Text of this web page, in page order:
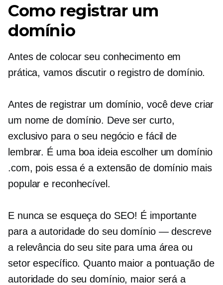
Como registrar um
domínio
Antes de colocar seu conhecimento em
prática, vamos discutir o registro de domínio.
Antes de registrar um domínio, você deve criar
um nome de domínio. Deve ser curto,
exclusivo para o seu negócio e fácil de
lembrar. É uma boa ideia escolher um domínio
.com, pois essa é a extensão de domínio mais
popular e reconhecível.
E nunca se esqueça do SEO! É importante
para a autoridade do seu domínio — descreve
a relevância do seu site para uma área ou
setor específico. Quanto maior a pontuação de
autoridade do seu domínio, maior será a